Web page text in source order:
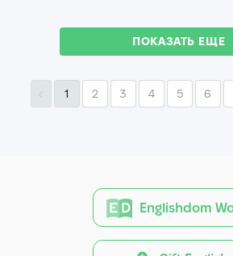
ПОКАЗАТЬ ЕЩЕ
1 2 3 4 5 6
Englishdom